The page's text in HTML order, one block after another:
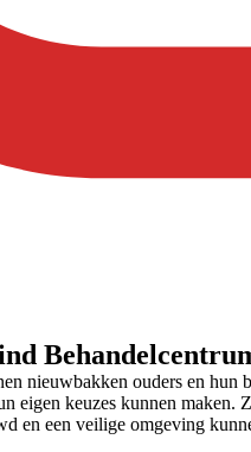
nieuwbakken ouders en hun
eigen keuzes kunnen
en een veilige omgeving